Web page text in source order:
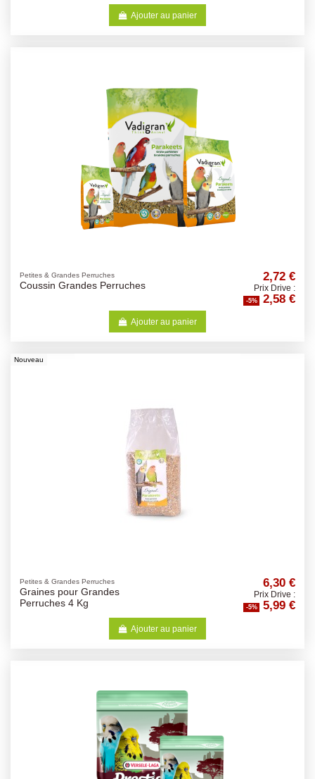
Ajouter au panier
Petites & Grandes Perruches
Coussin Grandes Perruches
2,72 €
Prix Drive :
-5% 2,58 €
Ajouter au panier
Nouveau
Petites & Grandes Perruches
Graines pour Grandes
Perruches 4 Kg
6,30 €
Prix Drive :
-5% 5,99 €
Ajouter au panier